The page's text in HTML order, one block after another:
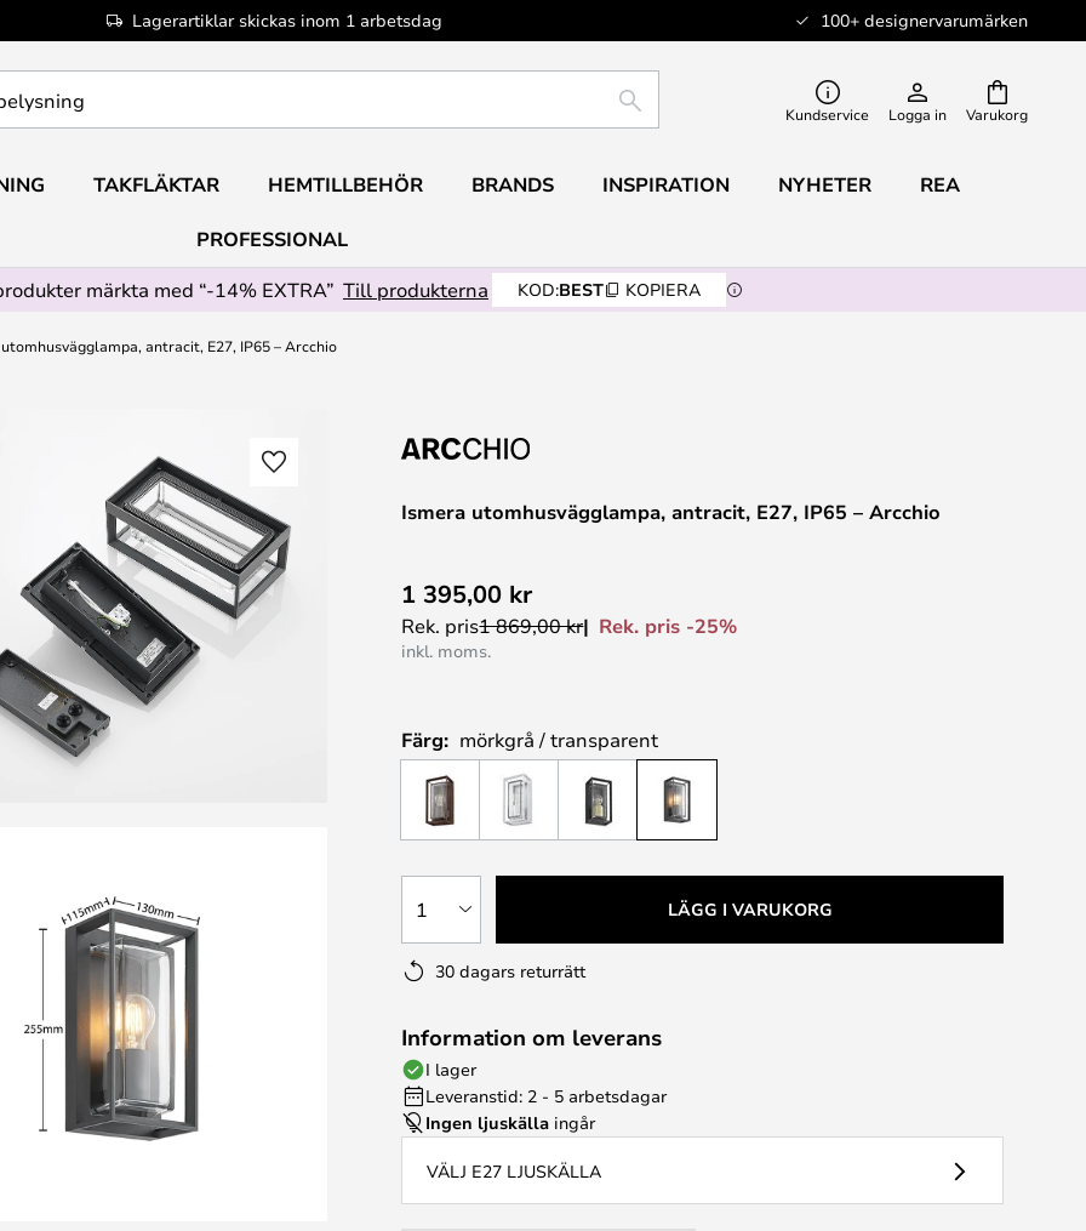
Lagerartiklar skickas inom 1 arbetsdag 100+ designervarumärken
Varukorg
SÖK Kundservice Logga in
TAKFLÄKTAR HEMTILLBEHÖR BRANDS INSPIRATION NYHETER REA
PROFESSIONAL
märkta med “-14% EXTRA” Till produkterna KOD:BEST KOPIERA
antracit, E27, IP65 – Arcchio
Ismera utomhusvägglampa, antracit, E27, IP65 – Arcchio
1 395,00 kr
Rek. pris1 869,00 kr Rek. pris -25%
inkl. moms.
Färg: mörkgrå / transparent
1 LÄGG I VARUKORG
30 dagars returrätt
Information om leverans
I lager
Leveranstid: 2 - 5 arbetsdagar
Ingen ljuskälla ingår
VÄLJ E27 LJUSKÄLLA